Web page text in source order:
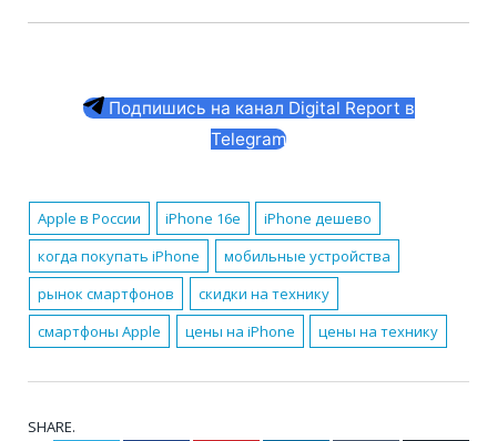
Подпишись на канал Digital Report в
Telegram
Apple в России iPhone 16e
iPhone дешево
когда покупать iPhone
мобильные устройства
рынок смартфонов
скидки на технику
смартфоны Apple
цены на iPhone цены на технику
SHARE.